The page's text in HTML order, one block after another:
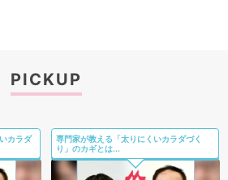
PICKUP
カラダ
専門家が教える「太りにくいカラダづく
り」のカギとは...